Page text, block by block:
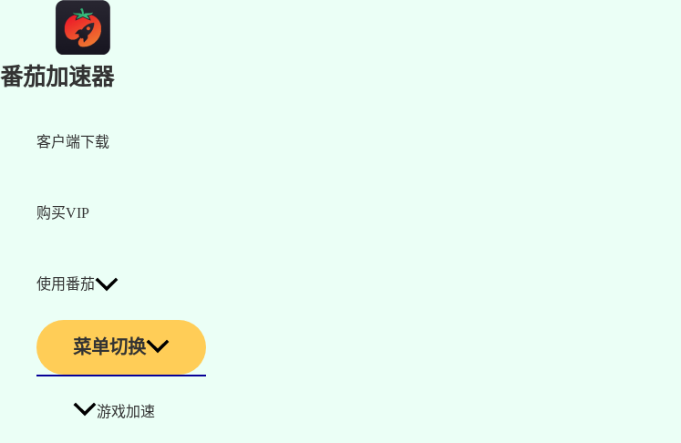
番茄加速器
客户端下载
购买VIP
使用番茄
菜单切换
游戏加速